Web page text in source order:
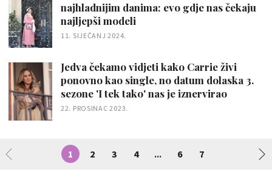
najhladnijim danima: evo gdje nas čekaju
najljepši modeli
11. SIJEČANJ 2024.
Jedva čekamo vidjeti kako Carrie živi
ponovno kao single, no datum dolaska 3.
sezone 'I tek tako' nas je iznervirao
22. PROSINAC 2023.
1 2 3 4 ... 6 7